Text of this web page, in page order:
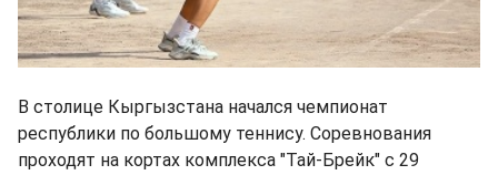
В столице Кыргызстана начался чемпионат
республики по большому теннису. Соревнования
проходят на кортах комплекса "Тай-Брейк" с 29